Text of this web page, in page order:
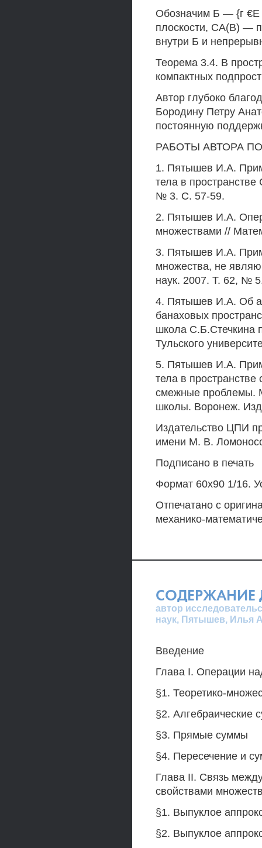
Обозначим Б — {г €Е
плоскости, СА(В) —
внутри Б и
Теорема 3.4. В
компактных
Автор глубоко
Бородину Петру
постоянную
РАБОТЫ АВТОРА
1. Пятышев И.А.
тела в
№ 3. С. 57-59.
2. Пятышев И.А.
множествами //
3. Пятышев И.А.
множества, не
наук. 2007. Т. 62, №
4. Пятышев И.А. Об
банаховых
школа С.Б.Стечкина
Тульского
5. Пятышев И.А.
тела в
смежные проблемы.
школы. Воронеж.
Издательство ЦПИ
имени М. В.
Подписано в печать
Формат 60x90 1/16.
Отпечатано с
механико-
СОДЕРЖАНИЕ
автор
наук, Пятышев, Илья
Введение
Глава I. Операции
§1. Теоретико-
§2. Алгебраические
§3. Прямые суммы
§4. Пересечение и
Глава II. Связь
свойствами
§1. Выпуклое
§2. Выпуклое